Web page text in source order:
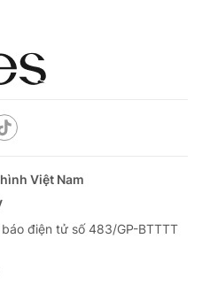
Việt Nam
điện tử số 483/GP-BTTTT